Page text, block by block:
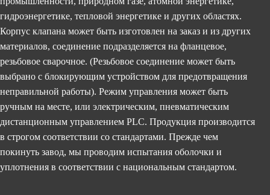
гидроэнергетике, тепловой энергетике и других областях.
Корпус клапана может быть изготовлен на заказ и из других
материалов, соединение подразделяется на фланцевое,
резьбовое сварочное. (Резьбовое соединение может быть
выбрано с блокирующим устройством для предотвращения
неправильной работы). Режим управления может быть
ручным на месте, или электрическим, пневматическим
дистанционным управлением PLC. Продукция производится
в строгом соответствии со стандартами. Прежде чем
покинуть завод, мы проводим испытания оболочки и
уплотнения в соответствии с национальным стандартом.